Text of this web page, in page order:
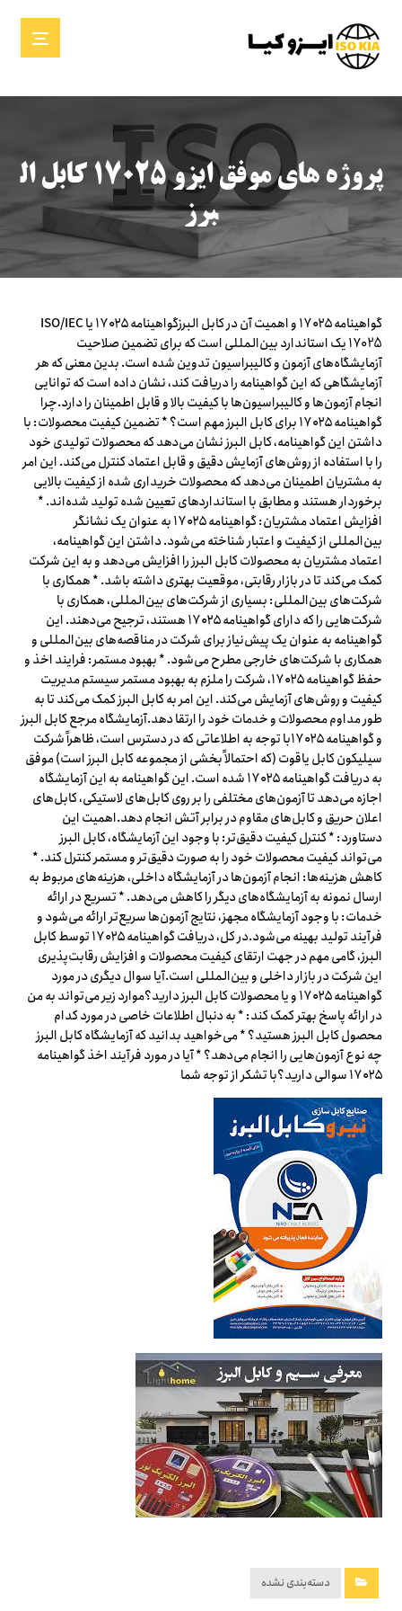
پروژه های موفق ایزو ۱۷۰۲۵ کابل ال
برز
گواهینامه ۱۷۰۲۵ و اهمیت آن در کابل البرزگواهینامه ۱۷۰۲۵ یا ISO/IEC
17025 یک استاندارد بین‌المللی است که برای تضمین صلاحیت
آزمایشگاه‌های آزمون و کالیبراسیون تدوین شده است. بدین معنی که هر
آزمایشگاهی که این گواهینامه را دریافت کند، نشان داده است که توانایی
انجام آزمون‌ها و کالیبراسیون‌ها با کیفیت بالا و قابل اطمینان را دارد.چرا
گواهینامه ۱۷۰۲۵ برای کابل البرز مهم است؟ * تضمین کیفیت محصولات: با
داشتن این گواهینامه، کابل البرز نشان می‌دهد که محصولات تولیدی خود
را با استفاده از روش‌های آزمایش دقیق و قابل اعتماد کنترل می‌کند. این امر
به مشتریان اطمینان می‌دهد که محصولات خریداری شده از کیفیت بالایی
برخوردار هستند و مطابق با استانداردهای تعیین شده تولید شده‌اند. *
افزایش اعتماد مشتریان: گواهینامه ۱۷۰۲۵ به عنوان یک نشانگر
بین‌المللی از کیفیت و اعتبار شناخته می‌شود. داشتن این گواهینامه،
اعتماد مشتریان به محصولات کابل البرز را افزایش می‌دهد و به این شرکت
کمک می‌کند تا در بازار رقابتی، موقعیت بهتری داشته باشد. * همکاری با
شرکت‌های بین‌المللی: بسیاری از شرکت‌های بین‌المللی، همکاری با
شرکت‌هایی را که دارای گواهینامه ۱۷۰۲۵ هستند، ترجیح می‌دهند. این
گواهینامه به عنوان یک پیش‌نیاز برای شرکت در مناقصه‌های بین‌المللی و
همکاری با شرکت‌های خارجی مطرح می‌شود. * بهبود مستمر: فرایند اخذ و
حفظ گواهینامه ۱۷۰۲۵، شرکت را ملزم به بهبود مستمر سیستم مدیریت
کیفیت و روش‌های آزمایش می‌کند. این امر به کابل البرز کمک می‌کند تا به
طور مداوم محصولات و خدمات خود را ارتقا دهد.آزمایشگاه مرجع کابل البرز
و گواهینامه ۱۷۰۲۵با توجه به اطلاعاتی که در دسترس است، ظاهراً شرکت
سیلیکون کابل یاقوت (که احتمالاً بخشی از مجموعه کابل البرز است) موفق
به دریافت گواهینامه ۱۷۰۲۵ شده است. این گواهینامه به این آزمایشگاه
اجازه می‌دهد تا آزمون‌های مختلفی را بر روی کابل‌های لاستیکی، کابل‌های
اعلان حریق و کابل‌های مقاوم در برابر آتش انجام دهد.اهمیت این
دستاورد: * کنترل کیفیت دقیق‌تر: با وجود این آزمایشگاه، کابل البرز
می‌تواند کیفیت محصولات خود را به صورت دقیق‌تر و مستمر کنترل کند. *
کاهش هزینه‌ها: انجام آزمون‌ها در آزمایشگاه داخلی، هزینه‌های مربوط به
ارسال نمونه به آزمایشگاه‌های دیگر را کاهش می‌دهد. * تسریع در ارائه
خدمات: با وجود آزمایشگاه مجهز، نتایج آزمون‌ها سریع‌تر ارائه می‌شود و
فرآیند تولید بهینه می‌شود.در کل، دریافت گواهینامه ۱۷۰۲۵ توسط کابل
البرز، گامی مهم در جهت ارتقای کیفیت محصولات و افزایش رقابت‌پذیری
این شرکت در بازار داخلی و بین‌المللی است.آیا سوال دیگری در مورد
گواهینامه ۱۷۰۲۵ و یا محصولات کابل البرز دارید؟موارد زیر می‌تواند به من
در ارائه پاسخ بهتر کمک کند: * به دنبال اطلاعات خاصی در مورد کدام
محصول کابل البرز هستید؟ * می‌خواهید بدانید که آزمایشگاه کابل البرز
چه نوع آزمون‌هایی را انجام می‌دهد؟ * آیا در مورد فرآیند اخذ گواهینامه
۱۷۰۲۵ سوالی دارید؟با تشکر از توجه شما
دسته‌بندی نشده